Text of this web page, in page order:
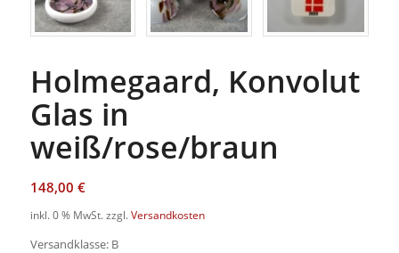
Holmegaard, Konvolut
Glas in
weiß/rose/braun
148,00 €
inkl. 0 % MwSt. zzgl.Versandkosten
Versandklasse: B